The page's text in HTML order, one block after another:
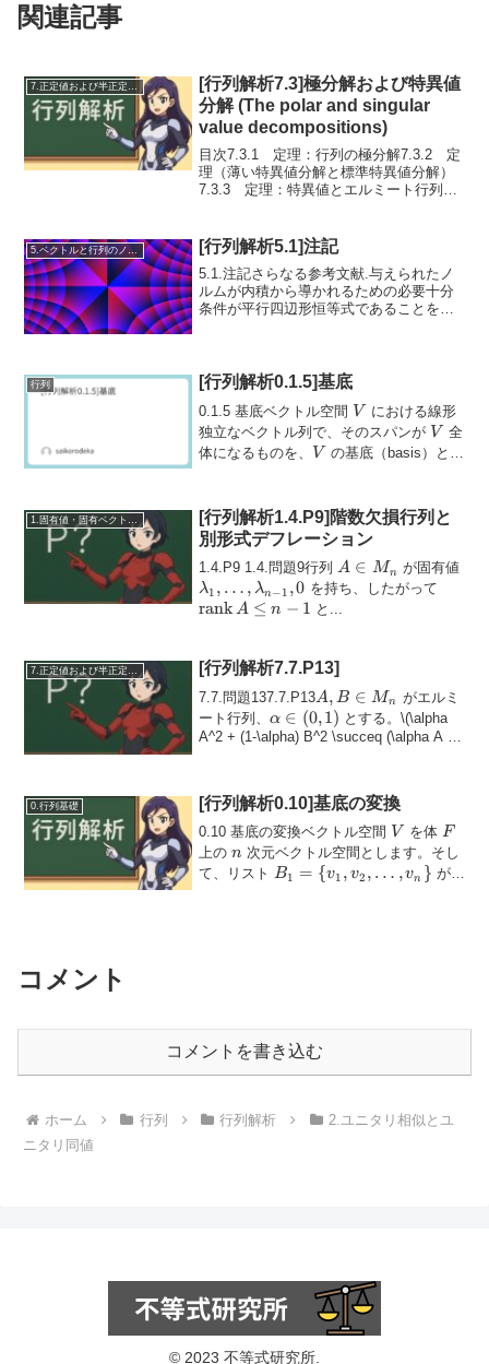
関連記事
7.正定値および半正定値行列
[行列解析7.3]極分解および特異値
分解 (The polar and singular
value decompositions)
目次7.3.1 定理：行列の極分解7.3.2 定
理（薄い特異値分解と標準特異値分解）
7.3.3 定理：特異値とエルミート行列の
行列の特異値の交錯7.3.8 ...
5.ベクトルと行列のノルム [行列解析5.1]注記
5.1.注記さらなる参考文献.与えられたノ
ルムが内積から導かれるための必要十分
条件が平行四辺形恒等式であることを最
行列 [行列解析0.1.5]基底
0.1.5 基底ベクトル空間 V
V における線形
独立なベクトル列で、そのスパンが V
V 全
体になるものを、 V
V の基底（basis）と呼
表さ...
[行列解析1.4.P9]階数欠損行列と
別形式デフレーション
1.4.P9 1.4.問題9行列A
\in
A ∈ Mn が固有値
λ1 , … , λn−1 ,0 を持ち、したがって
rank A ≤ n − 1 と...
7.正定値および半正定値行列 [行列解析7.7.P13]
7.7.問題137.7.P13A, B
\in
M_n
A , B ∈ Mn がエルミ
ート行列、\alpha
\in
α ∈ (0, 1 ) とする。\(\alpha
A^2 + (1-\alpha) B^2 \succeq (\alpha A +
0.行列基礎 [行列解析0.10]基底の変換
0.10 基底の変換ベクトル空間 V
V を体 F
F
上のn
n 次元ベクトル空間とします。そし
て、リストB_1 =
B1 = {v1 , v2 , … ,vn } が V
コメント
コメントを書き込む
ホーム 行列 行列解析
2.ユニタリ相似とユ
ニタリ同値
© 2023 不等式研究所.